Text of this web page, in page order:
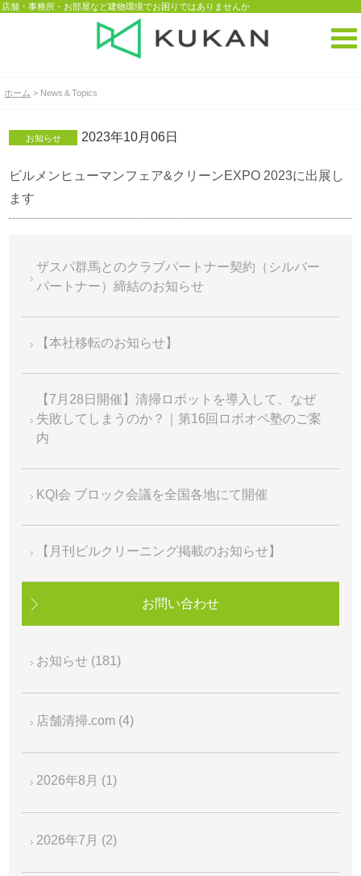
店舗・事務所・お部屋など建物環境でお困りではありませんか
ホーム > News＆Topics
お知らせ 2023年10月06日
ビルメンヒューマンフェア&クリーンEXPO 2023に出展し
ます
ザスパ群馬とのクラブパートナー契約（シルバー
パートナー）締結のお知らせ
【本社移転のお知らせ】
【7月28日開催】清掃ロボットを導入して、なぜ
失敗してしまうのか？｜第16回ロボオペ塾のご案
内
KQI会 ブロック会議を全国各地にて開催
【月刊ビルクリーニング掲載のお知らせ】
お問い合わせ
お知らせ (181)
店舗清掃.com (4)
2026年8月 (1)
2026年7月 (2)